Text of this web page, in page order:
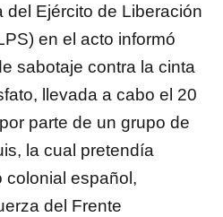
del Ejército de Liberación
en el acto informó
sabotaje contra la cinta
llevada a cabo el 20
parte de un grupo de
la cual pretendía
colonial español,
del Frente